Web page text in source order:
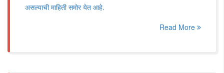
असल्याची माहिती समोर येत आहे.
Read More